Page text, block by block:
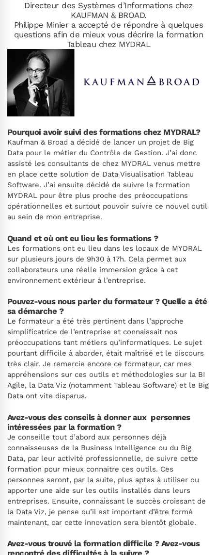
Directeur des Systèmes d’Informations chez
KAUFMAN & BROAD.
Philippe Minier a accepté de répondre à quelques
questions afin de mieux vous décrire la formation
Tableau chez MYDRAL
Pourquoi avoir suivi des formations chez MYDRAL?
Kaufman & Broad a décidé de lancer un projet de Big
Data pour le métier du Contrôle de Gestion. J’ai donc
assisté les consultants de chez MYDRAL venus mettre
en place cette solution de Data Visualisation Tableau
Software. J’ai ensuite décidé de suivre la formation
MYDRAL pour être plus proche des préoccupations
opérationnelles et surtout pouvoir suivre ce nouvel outil
au sein de mon entreprise.
Quand et où ont eu lieu les formations ?
Les formations ont eu lieu dans les locaux de MYDRAL
sur plusieurs jours de 9h30 à 17h. Cela permet aux
collaborateurs une réelle immersion grâce à cet
environnement extérieur à l’entreprise.
Pouvez-vous nous parler du formateur ? Quelle a été
sa démarche ?
Le formateur a été très pertinent dans l’approche
simplificatrice de l’entreprise et connaissait nos
préoccupations tant métiers qu’informatiques. Le sujet
pourtant difficile à aborder, était maîtrisé et le discours
très clair. Je remercie encore ce formateur, car mes
appréhensions sur ces outils et méthodologies sur la BI
Agile, la Data Viz (notamment Tableau Software) et le Big
Data ont vite disparus.
Avez-vous des conseils à donner aux personnes
intéressées par la formation ?
Je conseille tout d’abord aux personnes déjà
connaisseuses de la Business Intelligence ou du Big
Data, par leur activité professionnelle, de suivre cette
formation pour mieux connaitre ces outils. Ces
personnes seront, par la suite, plus aptes à utiliser ou
apporter une aide sur les outils installés dans leurs
entreprises. Ensuite, connaissant le succès croissant de
la Data Viz, je pense qu’il est important d’être formé
maintenant, car cette innovation sera bientôt globale.
Avez-vous trouvé la formation difficile ? Avez-vous